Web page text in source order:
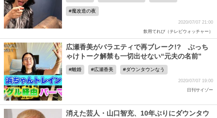
魔改造の夜
2020/07/07 21:00
飲用てれび（テレビウォッチャー）
広瀬香美がバラエティで再ブレーク!? ぶっち
ゃけトーク解禁も一切出せない“元夫の名前”
離婚 広瀬香美 ダウンタウンなう
2020/07/07 19:00
日刊サイゾー
消えた芸人・山口智充、10年ぶりにダウンタウ